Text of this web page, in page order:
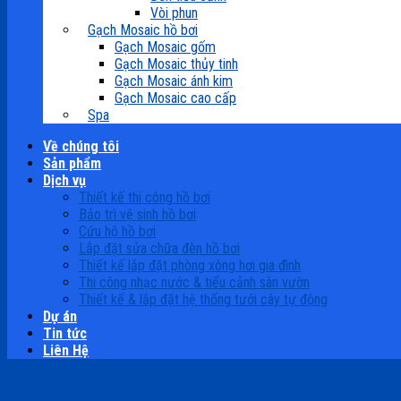
Vòi phun
Gạch Mosaic hồ bơi
Gạch Mosaic gốm
Gạch Mosaic thủy tinh
Gạch Mosaic ánh kim
Gạch Mosaic cao cấp
Spa
Về chúng tôi
Sản phẩm
Dịch vụ
Thiết kế thi công hồ bơi
Bảo trì vệ sinh hồ bơi
Cứu hộ hồ bơi
Lắp đặt sửa chữa đèn hồ bơi
Thiết kế lắp đặt phòng xông hơi gia đình
Thi công nhạc nước & tiểu cảnh sân vườn
Thiết kế & lắp đặt hệ thống tưới cây tự động
Dự án
Tin tức
Liên Hệ